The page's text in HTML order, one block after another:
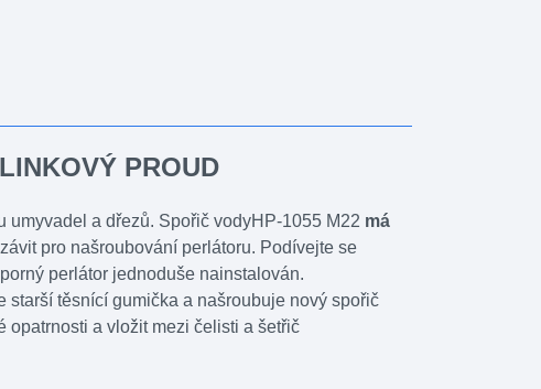
PROUD
a dřezů. Spořič vodyHP-1055 M22 má
pro našroubování perlátoru. Podívejte se
perlátor jednoduše nainstalován.
starší těsnící gumička a našroubuje nový spořič
opatrnosti a vložit mezi čelisti a šetřič